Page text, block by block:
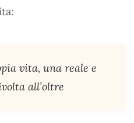
vita, una reale e
all’oltre